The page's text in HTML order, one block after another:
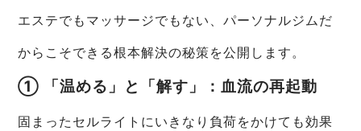
エステでもマッサージでもない、パーソナルジムだ
からこそできる根本解決の秘策を公開します。
① 「温める」と「解す」：血流の再起動
固まったセルライトにいきなり負荷をかけても効果